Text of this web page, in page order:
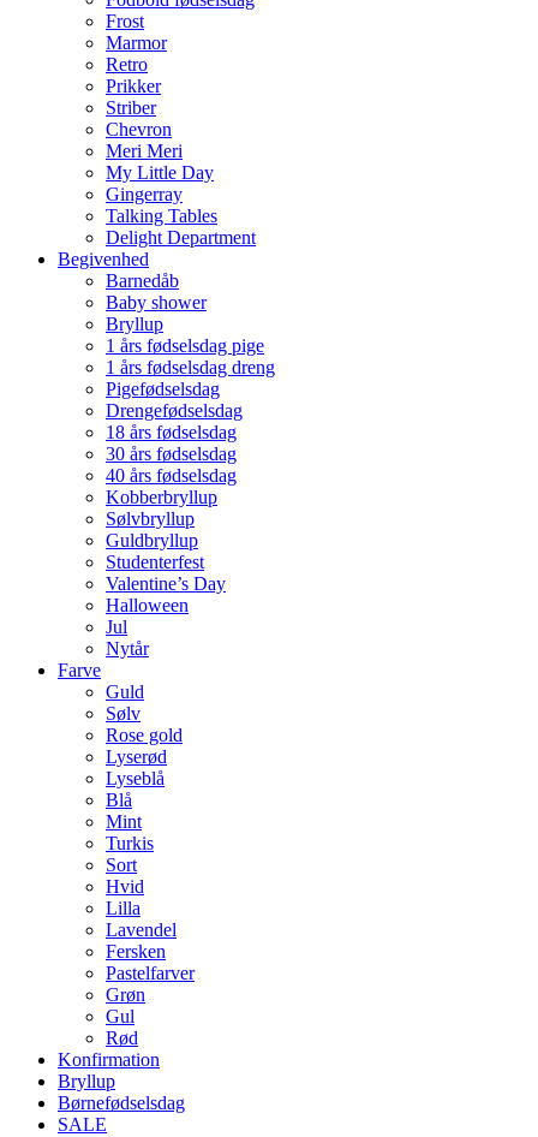
Frost
Marmor
Retro
Prikker
Striber
Chevron
Meri Meri
My Little Day
Gingerray
Talking Tables
Delight Department
Begivenhed
Barnedåb
Baby shower
Bryllup
1 års fødselsdag pige
1 års fødselsdag dreng
Pigefødselsdag
Drengefødselsdag
18 års fødselsdag
30 års fødselsdag
40 års fødselsdag
Kobberbryllup
Sølvbryllup
Guldbryllup
Studenterfest
Valentine’s Day
Halloween
Jul
Nytår
Farve
Guld
Sølv
Rose gold
Lyserød
Lyseblå
Blå
Mint
Turkis
Sort
Hvid
Lilla
Lavendel
Fersken
Pastelfarver
Grøn
Gul
Rød
Konfirmation
Bryllup
Børnefødselsdag
SALE